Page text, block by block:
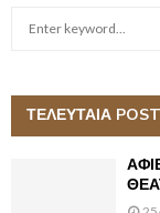
h
ΤΕΛΕΥΤΑΙΑ